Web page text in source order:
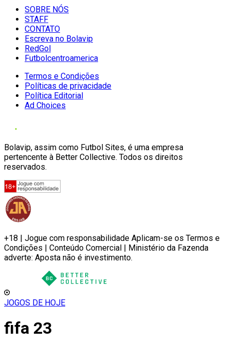
SOBRE NÓS
STAFF
CONTATO
Escreva no Bolavip
RedGol
Futbolcentroamerica
Termos e Condições
Políticas de privacidade
Política Editorial
Ad Choices
Bolavip, assim como Futbol Sites, é uma empresa
pertencente à Better Collective. Todos os direitos
reservados.
+18 | Jogue com responsabilidade Aplicam-se os Termos e
Condições | Conteúdo Comercial | Ministério da Fazenda
adverte: Aposta não é investimento.
JOGOS DE HOJE
fifa 23